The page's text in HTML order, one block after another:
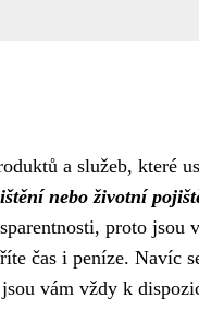
a služeb, které
nebo životní
proto
čas i peníze. Navíc
vám vždy k